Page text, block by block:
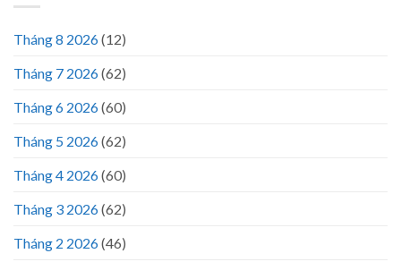
Tháng 8 2026(12)
Tháng 7 2026(62)
Tháng 6 2026(60)
Tháng 5 2026(62)
Tháng 4 2026(60)
Tháng 3 2026(62)
Tháng 2 2026(46)